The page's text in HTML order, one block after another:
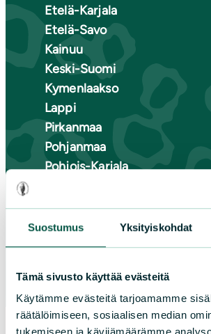
Suostumus Yksityiskohdat
Tämä sivusto käyttää evästeitä
Käytämme evästeitä tarjoamamme
räätälöimiseen, sosiaalisen median
Etelä-Karjala
Etelä-Savo
Kainuu
Keski-Suomi
Kymenlaakso
Lappi
Pirkanmaa
Pohjanmaa
Pohjois-Karjala
Pohjois-Savo
Satakunta
Uusimaa